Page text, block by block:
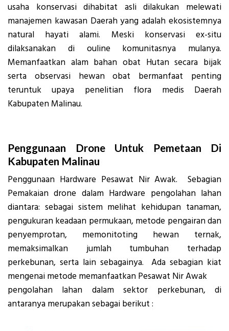
usaha konservasi dihabitat asli dilakukan melewati
manajemen kawasan Daerah yang adalah ekosistemnya
natural hayati alami. Meski konservasi ex-situ
dilaksanakan di ouline komunitasnya mulanya.
Memanfaatkan alam bahan obat Hutan secara bijak
serta observasi hewan obat bermanfaat penting
teruntuk upaya penelitian flora medis Daerah
Kabupaten Malinau.
Penggunaan Drone Untuk Pemetaan Di
Kabupaten Malinau
Penggunaan Hardware Pesawat Nir Awak. Sebagian
Pemakaian drone dalam Hardware pengolahan lahan
diantara: sebagai sistem melihat kehidupan tanaman,
pengukuran keadaan permukaan, metode pengairan dan
penyemprotan, memonitoting hewan ternak,
memaksimalkan jumlah tumbuhan terhadap
perkebunan, serta lain sebagainya. Ada sebagian kiat
mengenai metode memanfaatkan Pesawat Nir Awak
pengolahan lahan dalam sektor perkebunan, di
antaranya merupakan sebagai berikut :